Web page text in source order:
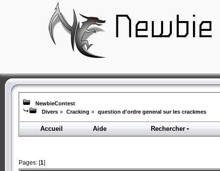
NewbieContest
Divers » Cracking » question d'ordre general sur les crackmes
Accueil Aide Rechercher
Pages: [1]